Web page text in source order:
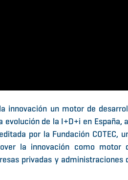
innovación un motor de
de la I+D+i en España,
por la Fundación COTEC,
la innovación como motor
privadas y administraciones